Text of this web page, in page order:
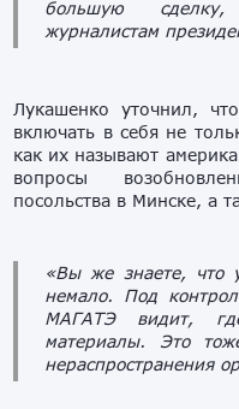
большую сделку,
журналистам
Лукашенко уточнил,
включать в себя не
как их называют
вопросы
посольства в Минске, а
«Вы же знаете, что
немало. Под
МАГАТЭ видит,
материалы. Это
нераспространения